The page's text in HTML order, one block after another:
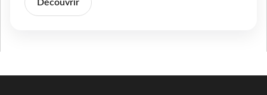
Découvrir